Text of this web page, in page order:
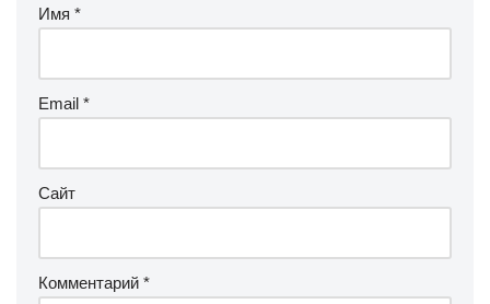
Имя *
Email *
Сайт
Комментарий *